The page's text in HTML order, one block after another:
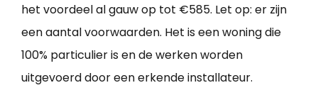
het voordeel al gauw op tot €585. Let op: er zijn
een aantal voorwaarden. Het is een woning die
100% particulier is en de werken worden
uitgevoerd door een erkende installateur.